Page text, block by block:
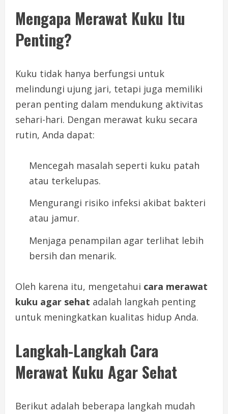
Mengapa Merawat Kuku Itu
Penting?
Kuku tidak hanya berfungsi untuk
melindungi ujung jari, tetapi juga memiliki
peran penting dalam mendukung aktivitas
sehari-hari. Dengan merawat kuku secara
rutin, Anda dapat:
Mencegah masalah seperti kuku patah
atau terkelupas.
Mengurangi risiko infeksi akibat bakteri
atau jamur.
Menjaga penampilan agar terlihat lebih
bersih dan menarik.
Oleh karena itu, mengetahui cara merawat
kuku agar sehat adalah langkah penting
untuk meningkatkan kualitas hidup Anda.
Langkah-Langkah Cara
Merawat Kuku Agar Sehat
Berikut adalah beberapa langkah mudah